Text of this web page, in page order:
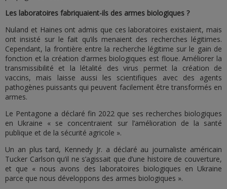
Les laboratoires fabriquaient-ils des armes biologiques ?
Nuland et Haines ont admis que ces laboratoires existaient, mais
ont insisté sur le fait qu’ils menaient des recherches légitimes.
Cependant, la frontière entre la recherche légitime sur le gain de
fonction et la création d’armes biologiques est floue. Améliorer la
transmissibilité et la létalité des virus permet la création de
vaccins, mais laisse aussi les scientifiques avec des agents
pathogènes puissants qui peuvent facilement être transformés en
armes.
Le Pentagone a déclaré fin 2022 que ses recherches biologiques
en Ukraine « se concentraient sur l’amélioration de la santé
publique et de la sécurité agricole ».
Un an plus tard, Kennedy Jr. a déclaré au journaliste américain
Tucker Carlson qu’il ne s’agissait que d’une histoire de couverture,
et que « nous avons des laboratoires biologiques en Ukraine
parce que nous développons des armes biologiques ».